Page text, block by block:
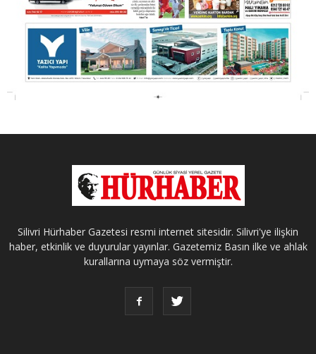
Silivri Hürhaber Gazetesi resmi internet sitesidir. Silivri'ye ilişkin
haber, etkinlik ve duyurular yayınlar. Gazetemiz Basın ilke ve ahlak
kurallarına uymaya söz vermiştir.